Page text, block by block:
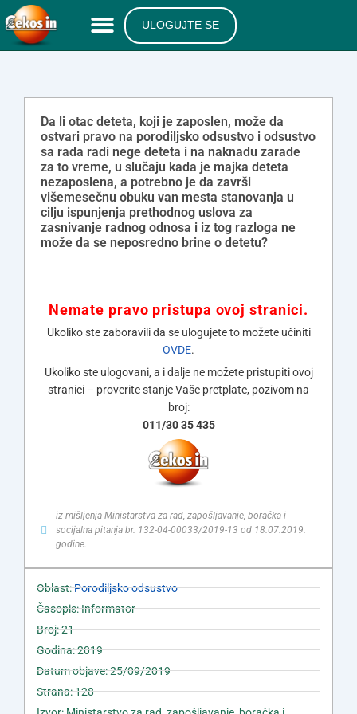
ULOGUJTE SE
Da li otac deteta, koji je zaposlen, može da
ostvari pravo na porodiljsko odsustvo i odsustvo
sa rada radi nege deteta i na naknadu zarade
za to vreme, u slučaju kada je majka deteta
nezaposlena, a potrebno je da završi
višemesečnu obuku van mesta stanovanja u
cilju ispunjenja prethodnog uslova za
zasnivanje radnog odnosa i iz tog razloga ne
može da se neposredno brine o detetu?
Nemate pravo pristupa ovoj stranici.
Ukoliko ste zaboravili da se ulogujete to možete učiniti
OVDE.
Ukoliko ste ulogovani, a i dalje ne možete pristupiti ovoj
stranici – proverite stanje Vaše pretplate, pozivom na
broj:
011/30 35 435
iz mišljenja Ministarstva za rad, zapošljavanje, boračka i
socijalna pitanja br. 132-04-00033/2019-13 od 18.07.2019.
godine.
Oblast:Porodiljsko odsustvo
Časopis: Informator
Broj: 21
Godina: 2019
Datum objave: 25/09/2019
Strana: 128